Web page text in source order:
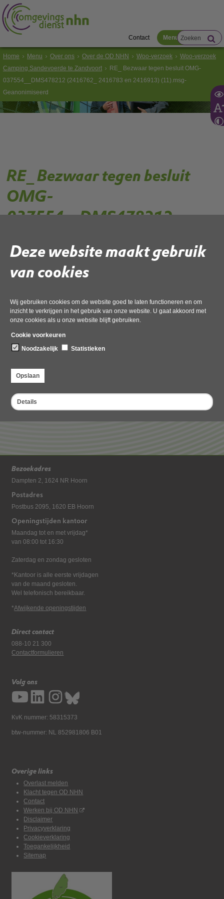
Deze website maakt gebruik
van cookies
Wij gebruiken cookies om de website goed te laten functioneren en om
inzicht te verkrijgen in het gebruik van onze website. U gaat akkoord met
onze cookies als u onze website blijft gebruiken.
Cookie voorkeuren
Noodzakelijk
Statistieken
Opslaan
Details
Contact Menu
Home Menu Over ons Over de OD NHN Woo-verzoek
Woo-verzoek
Camping Sandevoerde te Zandvoort
RE_ Bezwaar tegen besluit OMG-
037554__DMS478212 (2416762_ 2416783 en 2416913) (11).msg-
Geanonimiseerd
RE_ Bezwaar tegen besluit
OMG-
037554__DMS478212
2416913) (11).msg-
Geanonimiseerd
Gebruik de onderstaande link om het document te downloaden.
Download ‘RE_ Bezwaar tegen besluit OMG-037554__DMS478212
(2416762_ 2416783 en 2416913) (11).msg-Geanonimiseerd’,
21 april 2026,
, 624kB
Deel deze pagina
Bezoekadres
Dampten 2, 1624 NR Hoorn
Postadres
Postbus 2095, 1620 EB Hoorn
Openingstijden kantoor
Maandag tot en met vrijdag*
van 08:00 tot 16:30
Zaterdag en zondag gesloten
*Kantoor is alle eerste vrijdagen
van de maand gesloten.
Wel telefonisch bereikbaar.
*Afwijkende openingstijden
Direct contact
088-10 21 300
Contactformulieren
Volg ons
KvK nummer: 58315373
btw-nummer: NL 852981806 B01
Overige links
Overlast melden
Klacht tegen OD NHN
Contact
Werken bij OD NHN
Disclaimer
Privacyverklaring
Cookieverklaring
Toegankelijkheid
Sitemap